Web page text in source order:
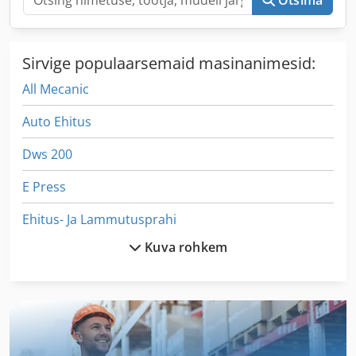
Sirvige populaarsemaid masinanimesid:
All Mecanic
Auto Ehitus
Dws 200
E Press
Ehitus- Ja Lammutusprahi
German
Käsitsi Painutamine Masin Pan
Kuva rohkem